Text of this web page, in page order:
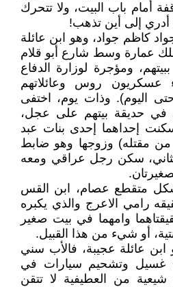
أمام باب البيت، ولا تتحرك
إلى أين تذهب!
كاظم جواد، وهو ابن عائلة
عمارة وسط شارع أبو قلام
ومؤجرة لوزارة الدفاع
عسكريون روس وعائلاتهم
اليوم). وذات يوم، اختفى
في حديقة بيتهم على عجل،
سكنت إحداهما إحدى بنات عبد
مقتله) وزوجها وهو ضابط
سكن رجل عراقي ومعه
متقطع عصام، ابن القس
رامي الاعرج والذي يكبره
وامهما في بيت صغير
أو شيء من هذا القبيل.
عائلة عجيبة، فالأب سني
غسيل وتشحيم سيارات في
من العطيفية لا تتقن